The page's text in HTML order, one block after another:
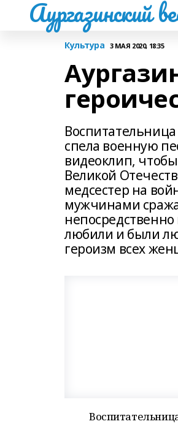
Аургазинский
Культура 3 МАЯ 2020, 18:35
спела военную
видеоклип,
Великой
медсестер на
мужчинами
любили и были
героизм всех